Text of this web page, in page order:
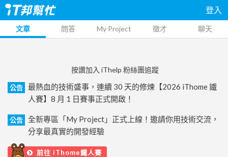
登入
文章 問答 My Project 徵才 聊天
按讚加入 iThelp 粉絲團追蹤
公告
最熱血的技術盛事，連續 30 天的修煉【2026 iThome 鐵
人賽】8 月 1 日賽事正式開啟！
公告
全新專區「My Project」正式上線！邀請你用技術交流，
分享最真實的開發經驗
前往 iThome鐵人賽